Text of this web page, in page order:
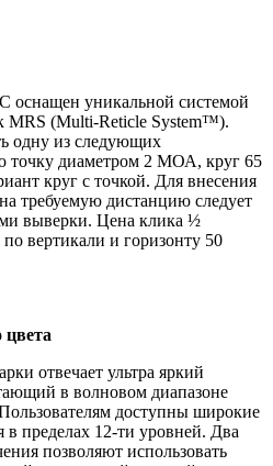
оснащен уникальной системой
MRS (Multi-Reticle System™).
одну из следующих
точку диаметром 2 МОА, круг 65
круг с точкой. Для внесения
требуемую дистанцию следует
выверки. Цена клика ½
вертикали и горизонту 50
цвета
отвечает ультра яркий
в волновом диапазоне
доступны широкие
в пределах 12-ти уровней. Два
позволяют использовать